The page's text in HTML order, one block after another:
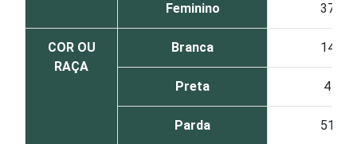
Feminino 37
COR OU
RAÇA
Branca 14
Preta 4
Parda 51